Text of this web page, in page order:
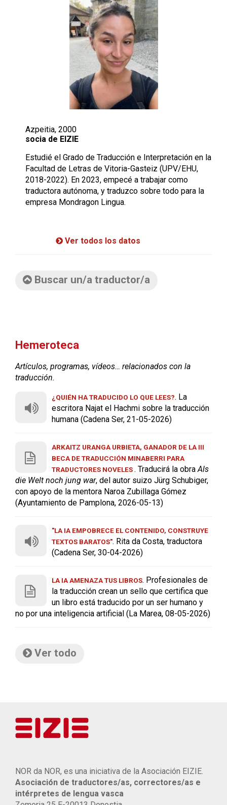
Azpeitia, 2000
socia de EIZIE
Estudié el Grado de Traducción e Interpretación en la
Facultad de Letras de Vitoria-Gasteiz (UPV/EHU,
2018-2022). En 2023, empecé a trabajar como
traductora autónoma, y traduzco sobre todo para la
empresa Mondragon Lingua.
Ver todos los datos
Buscar un/a traductor/a
Hemeroteca
Artículos, programas, vídeos… relacionados con la
traducción.
¿QUIÉN HA TRADUCIDO LO QUE LEES?. La
escritora Najat el Hachmi sobre la traducción
humana (Cadena Ser, 21-05-2026)
ARKAITZ URANGA URBIETA, GANADOR DE LA III
BECA DE TRADUCCIÓN MINABERRI PARA
TRADUCTORES NOVELES. Traducirá la obraAls
die Welt noch jung war, del autor suizo Jürg Schubiger,
con apoyo de la mentora Naroa Zubillaga Gómez
(Ayuntamiento de Pamplona, 2026-05-13)
"LA IA EMPOBRECE EL CONTENIDO, CONSTRUYE
TEXTOS BARATOS". Rita da Costa, traductora
(Cadena Ser, 30-04-2026)
LA IA AMENAZA TUS LIBROS. Profesionales de
la traducción crean un sello que certifica que
un libro está traducido por un ser humano y
no por una inteligencia artificial (La Marea, 08-05-2026)
Ver todo
NOR da NOR, es una iniciativa de la Asociación EIZIE.
Asociación de traductores/as, correctores/as e
intérpretes de lengua vasca